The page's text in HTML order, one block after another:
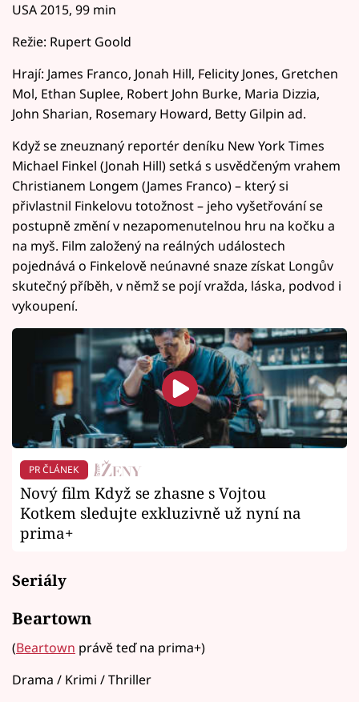
USA 2015, 99 min
Režie: Rupert Goold
Hrají: James Franco, Jonah Hill, Felicity Jones, Gretchen
Mol, Ethan Suplee, Robert John Burke, Maria Dizzia,
John Sharian, Rosemary Howard, Betty Gilpin ad.
Když se zneuznaný reportér deníku New York Times
Michael Finkel (Jonah Hill) setká s usvědčeným vrahem
Christianem Longem (James Franco) – který si
přivlastnil Finkelovu totožnost – jeho vyšetřování se
postupně změní v nezapomenutelnou hru na kočku a
na myš. Film založený na reálných událostech
pojednává o Finkelově neúnavné snaze získat Longův
skutečný příběh, v němž se pojí vražda, láska, podvod i
vykoupení.
PR ČLÁNEK
Nový film Když se zhasne s Vojtou
Kotkem sledujte exkluzivně už nyní na
prima+
Seriály
Beartown
(Beartown právě teď na prima+)
Drama / Krimi / Thriller